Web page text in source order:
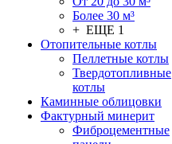
Более 30 м³
+ ЕЩЕ 1
Отопительные котлы
Пеллетные котлы
Твердотопливные
котлы
Каминные облицовки
Фактурный минерит
Фиброцементные